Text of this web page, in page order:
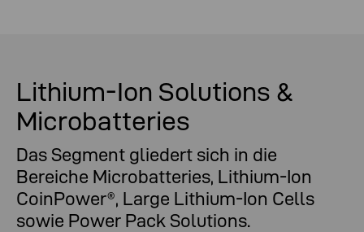
Lithium-Ion Solutions &
Microbatteries
Das Segment gliedert sich in die
Bereiche Microbatteries, Lithium-Ion
CoinPower®, Large Lithium-Ion Cells
sowie Power Pack Solutions.